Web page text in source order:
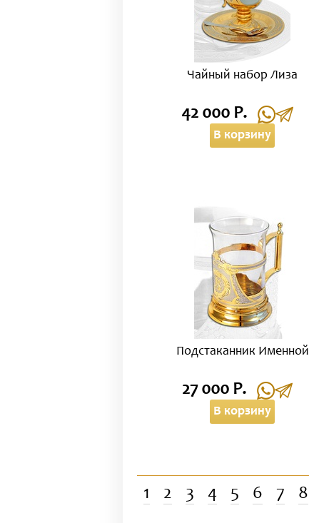
Чайный набор Лиза
42 000 Р.
В корзину
Подстаканник Именной
27 000 Р.
В корзину
1 2 3 4 5 6 7 8